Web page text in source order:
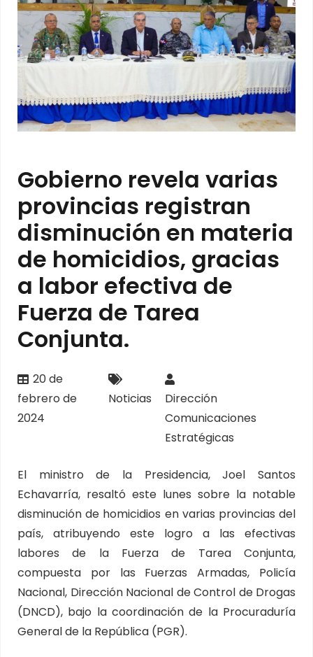
Gobierno revela varias
provincias registran
disminución en materia
de homicidios, gracias
a labor efectiva de
Fuerza de Tarea
Conjunta.
20 de
febrero de
2024
Noticias
Dirección
Comunicaciones
Estratégicas
El ministro de la Presidencia, Joel Santos
Echavarría, resaltó este lunes sobre la notable
disminución de homicidios en varias provincias del
país, atribuyendo este logro a las efectivas
labores de la Fuerza de Tarea Conjunta,
compuesta por las Fuerzas Armadas, Policía
Nacional, Dirección Nacional de Control de Drogas
(DNCD), bajo la coordinación de la Procuraduría
General de la República (PGR).